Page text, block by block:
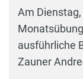
Am
ausführliche
Zauner